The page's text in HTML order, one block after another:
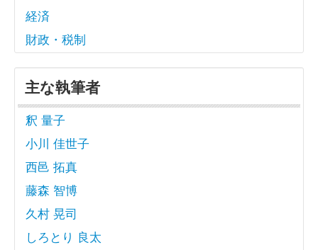
経済
財政・税制
主な執筆者
釈 量子
小川 佳世子
西邑 拓真
藤森 智博
久村 晃司
しろとり 良太